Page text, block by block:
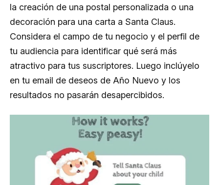
la creación de una postal personalizada o una
decoración para una carta a Santa Claus.
Considera el campo de tu negocio y el perfil de
tu audiencia para identificar qué será más
atractivo para tus suscriptores. Luego inclúyelo
en tu email de deseos de Año Nuevo y los
resultados no pasarán desapercibidos.